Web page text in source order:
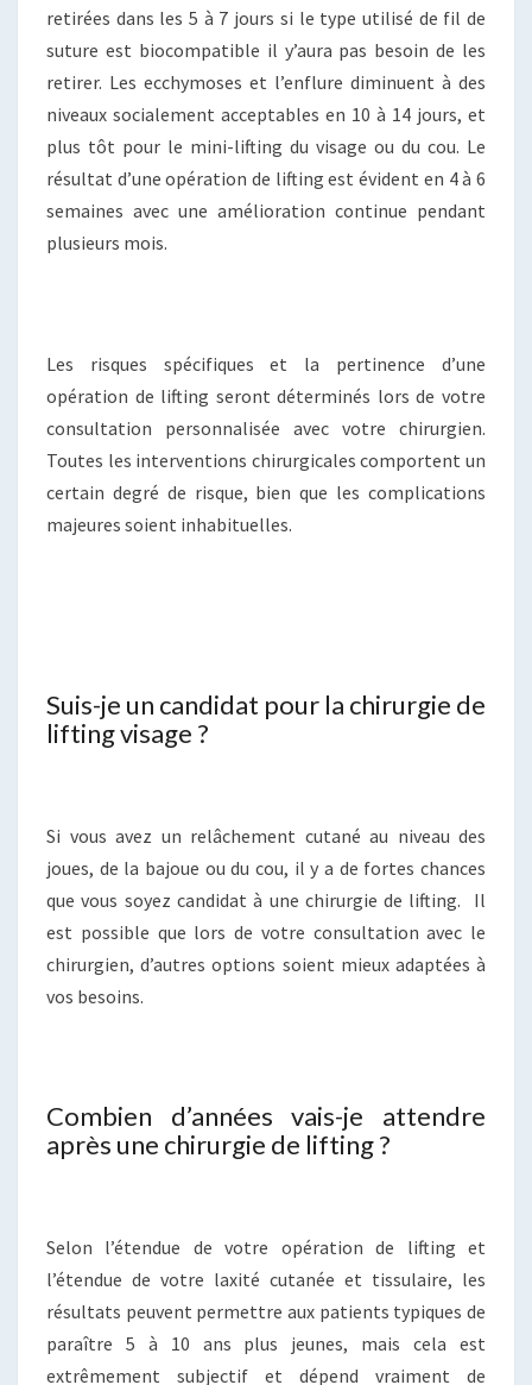
retirées dans les 5 à 7 jours si le type utilisé de fil de
suture est biocompatible il y’aura pas besoin de les
retirer. Les ecchymoses et l’enflure diminuent à des
niveaux socialement acceptables en 10 à 14 jours, et
plus tôt pour le mini-lifting du visage ou du cou. Le
résultat d’une opération de lifting est évident en 4 à 6
semaines avec une amélioration continue pendant
plusieurs mois.
Les risques spécifiques et la pertinence d’une
opération de lifting seront déterminés lors de votre
consultation personnalisée avec votre chirurgien.
Toutes les interventions chirurgicales comportent un
certain degré de risque, bien que les complications
majeures soient inhabituelles.
Suis-je un candidat pour la chirurgie de
lifting visage ?
Si vous avez un relâchement cutané au niveau des
joues, de la bajoue ou du cou, il y a de fortes chances
que vous soyez candidat à une chirurgie de lifting. Il
est possible que lors de votre consultation avec le
chirurgien, d’autres options soient mieux adaptées à
vos besoins.
Combien d’années vais-je attendre
après une chirurgie de lifting ?
Selon l’étendue de votre opération de lifting et
l’étendue de votre laxité cutanée et tissulaire, les
résultats peuvent permettre aux patients typiques de
paraître 5 à 10 ans plus jeunes, mais cela est
extrêmement subjectif et dépend vraiment de